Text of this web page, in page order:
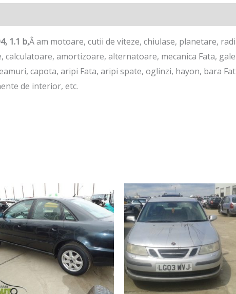
1.1 b,Â am motoare, cutii de viteze, chiulase, planetare,
calculatoare, amortizoare, alternatoare, mecanica Fata,
capota, aripi Fata, aripi spate, oglinzi, hayon, bara
de interior, etc.